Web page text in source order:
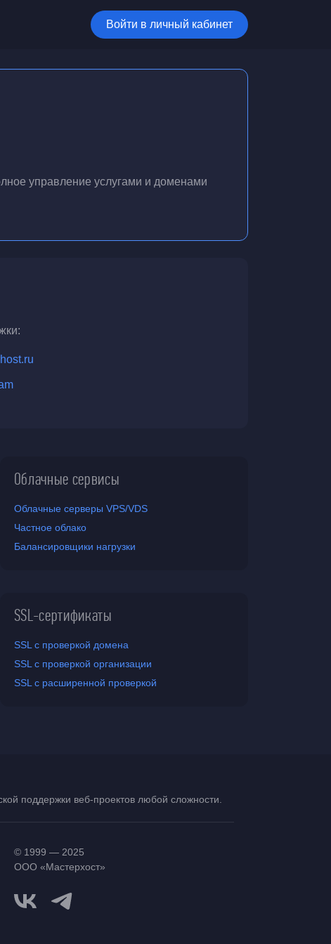
Войти в личный кабинет
управление услугами и доменами
Облачные сервисы
Облачные серверы VPS/VDS
Частное облако
Балансировщики нагрузки
SSL-сертификаты
SSL с проверкой домена
SSL с проверкой организации
SSL с расширенной проверкой
поддержки веб-проектов любой сложности.
© 1999 — 2025
ООО «Мастерхост»